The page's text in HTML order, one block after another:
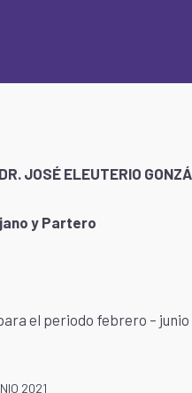
JOSÉ ELEUTERIO
y Partero
el periodo febrero –
2021